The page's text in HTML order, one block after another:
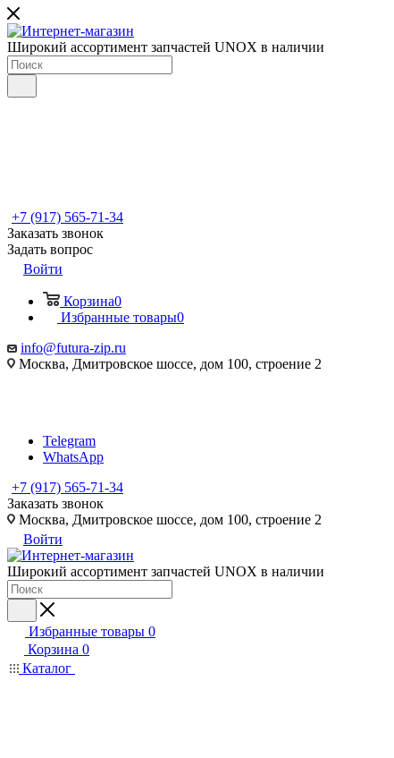
Широкий ассортимент запчастей UNOX в наличии
+7 (917) 565-71-34
Заказать звонок
Задать вопрос
Войти
Корзина0
Избранные товары0
info@futura-zip.ru
Москва, Дмитровское шоссе, дом 100, строение 2
Telegram
WhatsApp
+7 (917) 565-71-34
Заказать звонок
Москва, Дмитровское шоссе, дом 100, строение 2
Войти
Широкий ассортимент запчастей UNOX в наличии
Избранные товары 0
Корзина 0
Каталог